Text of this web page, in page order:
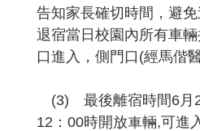
告知家長確切時間，避
退宿當日校園內所有車
口進入，側門口(經馬偕
(3) 最後離宿時間6月
12：00時開放車輛,可進